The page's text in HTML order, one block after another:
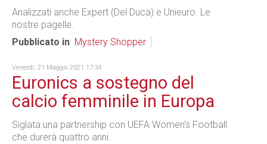
Analizzati anche Expert (Del Duca) e Unieuro. Le
nostre pagelle.
Pubblicato in Mystery Shopper
Venerdì, 21 Maggio 2021 17:34
Euronics a sostegno del
calcio femminile in Europa
Siglata una partnership con UEFA Women's Football
che durerà quattro anni.